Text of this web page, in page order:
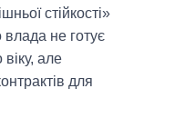
стійкості»
не готує
але
для